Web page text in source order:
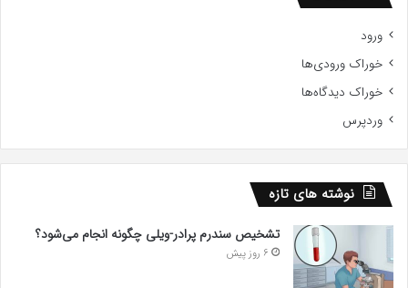
ورود
خوراک ورودی‌ها
خوراک دیدگاه‌ها
وردپرس
نوشته های تازه
تشخیص سندرم پرادر-ویلی چگونه انجام می‌شود؟
6 روز پیش